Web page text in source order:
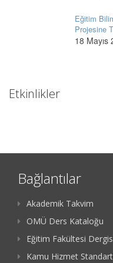
Eğitim
Projesine
18 Mayıs
Etkinlikler
Bağlantılar
Akademik Takvim
OMÜ Ders Kataloğu
Eğitim Fakültesi
Kamu Hizmet